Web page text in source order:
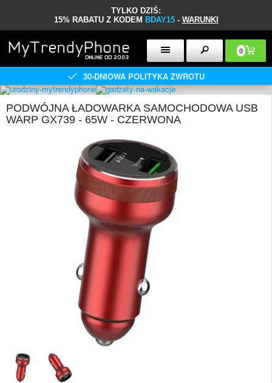
TYLKO DZIŚ:
15% RABATU Z KODEM BDAY15- WARUNKI
0
30-DNIOWA POLITYKA ZWROTU
PODWÓJNA ŁADOWARKA SAMOCHODOWA USB
WARP GX739 - 65W - CZERWONA